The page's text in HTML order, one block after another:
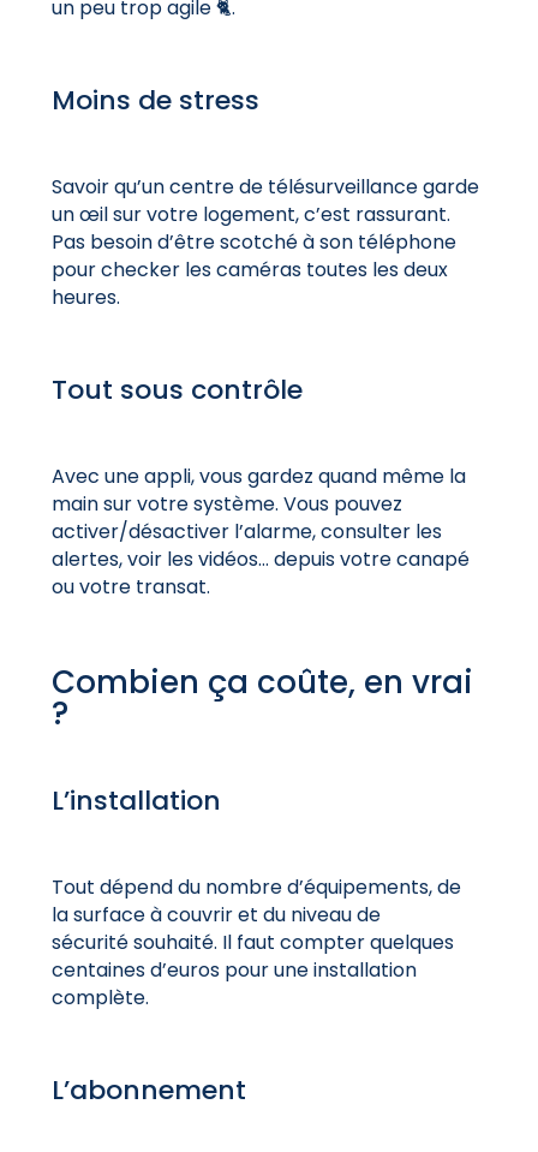
un peu trop agile 🐈.
Moins de stress
Savoir qu’un centre de télésurveillance garde
un œil sur votre logement, c’est rassurant.
Pas besoin d’être scotché à son téléphone
pour checker les caméras toutes les deux
heures.
Tout sous contrôle
Avec une appli, vous gardez quand même la
main sur votre système. Vous pouvez
activer/désactiver l’alarme, consulter les
alertes, voir les vidéos… depuis votre canapé
ou votre transat.
Combien ça coûte, en vrai
?
L’installation
Tout dépend du nombre d’équipements, de
la surface à couvrir et du niveau de
sécuritésouhaité. Il faut compter quelques
centaines d’euros pour une installation
complète.
L’abonnement